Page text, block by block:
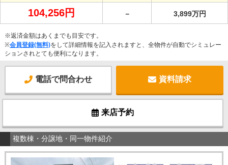
104,256円 － 3,899万円
※返済金額はあくまでも目安です。
※会員登録(無料)をして詳細情報を記入されますと、全物件が自動でシミュレー
ションされとても便利になります。
電話で問合わせ 資料請求
来店予約
複数棟・分譲地・同一物件紹介